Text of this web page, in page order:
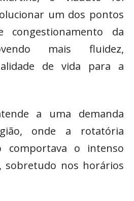
um dos pontos
congestionamento da
mais fluidez,
de vida para a
a uma demanda
onde a rotatória
comportava o intenso
sobretudo nos horários